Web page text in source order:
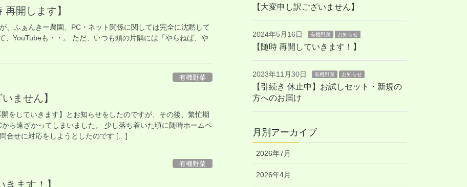
再開します】
、ふぁんきー農園、PC・ネット関係に関しては完全に沈黙して
、YouTubeも・・。 ただ、いつも頭の片隅には「やらねば、や
有機野菜
ません】
をしていきます】とお知らせをしたのですが、その後、繁忙期
ら遠ざかってしまいました。 少し落ち着いた頃に随時ホームペ
合せに対応をしようとしたのです […]
有機野菜
きます！】
【大変申し訳ございません】
2024年5月16日 有機野菜 お知らせ
【随時 再開していきます！】
2023年11月30日 有機野菜 お知らせ
【引続き 休止中】お試しセット・新規の
方へのお届け
月別アーカイブ
2026年7月
2026年4月